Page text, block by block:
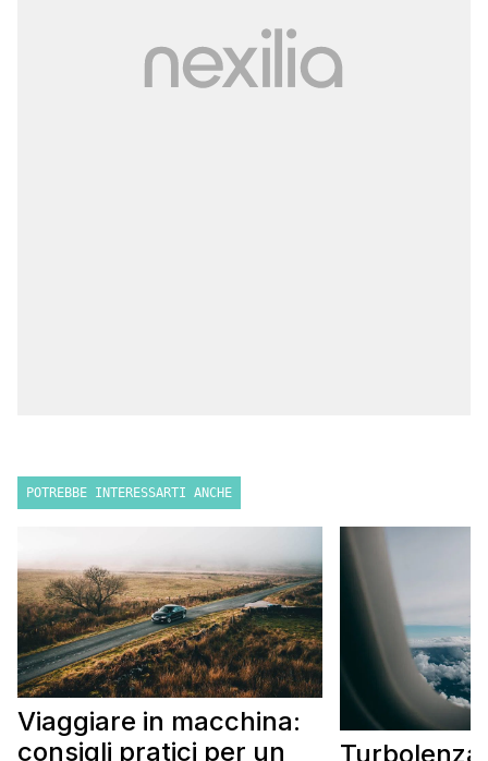
POTREBBE INTERESSARTI ANCHE
Viaggiare in macchina:
consigli pratici per un